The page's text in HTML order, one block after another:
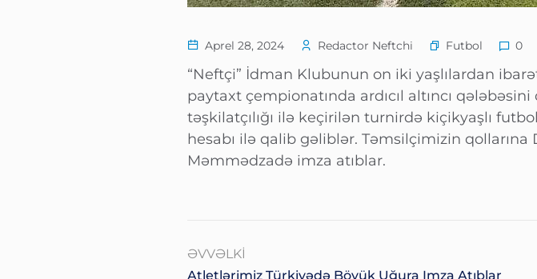
Aprel 28, 2024 Redactor Neftchi Futbol 0
“Neftçi” İdman Klubunun on iki yaşlılardan
paytaxt çempionatında ardıcıl altıncı qələbəsini
təşkilatçılığı ilə keçirilən turnirdə kiçikyaşlı
hesabı ilə qalib gəliblər. Təmsilçimizin qollarına
Məmmədzadə imza atıblar.
ƏVVƏLKI
Atletlərimiz Türkiyədə Böyük Uğura Imza Atıblar